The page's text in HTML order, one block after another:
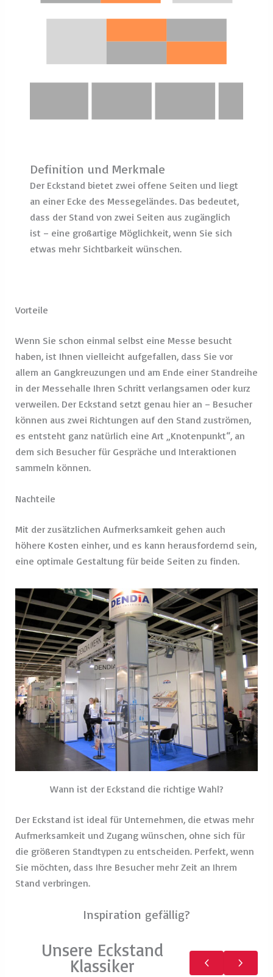
Definition und Merkmale
Der Eckstand bietet zwei offene Seiten und liegt
an einer Ecke des Messegeländes. Das bedeutet,
dass der Stand von zwei Seiten aus zugänglich
ist – eine großartige Möglichkeit, wenn Sie sich
etwas mehr Sichtbarkeit wünschen.
Vorteile
Wenn Sie schon einmal selbst eine Messe besucht
haben, ist Ihnen vielleicht aufgefallen, dass Sie vor
allem an Gangkreuzungen und am Ende einer Standreihe
in der Messehalle Ihren Schritt verlangsamen oder kurz
verweilen. Der Eckstand setzt genau hier an – Besucher
können aus zwei Richtungen auf den Stand zuströmen,
es entsteht ganz natürlich eine Art „Knotenpunkt“, an
dem sich Besucher für Gespräche und Interaktionen
sammeln können.
Nachteile
Mit der zusätzlichen Aufmerksamkeit gehen auch
höhere Kosten einher, und es kann herausfordernd sein,
eine optimale Gestaltung für beide Seiten zu finden.
Wann ist der Eckstand die richtige Wahl?
Der Eckstand ist ideal für Unternehmen, die etwas mehr
Aufmerksamkeit und Zugang wünschen, ohne sich für
die größeren Standtypen zu entscheiden. Perfekt, wenn
Sie möchten, dass Ihre Besucher mehr Zeit an Ihrem
Stand verbringen.
Inspiration gefällig?
Unsere Eckstand
Klassiker